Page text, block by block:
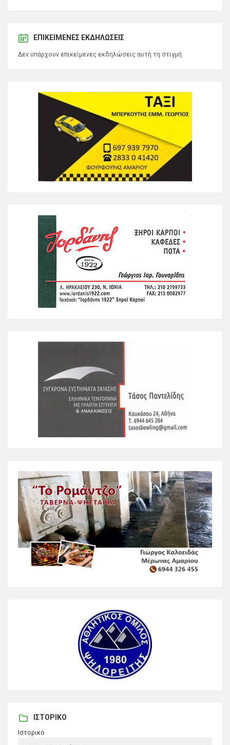
ΕΠΙΚΕΊΜΕΝΕΣ ΕΚΔΗΛΏΣΕΙΣ
Δεν υπάρχουν επικείμενες εκδηλώσεις αυτή τη στιγμή.
ΙΣΤΟΡΙΚΌ
Ιστορικό